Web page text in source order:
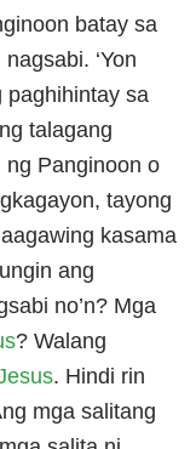
batay sa
‘Yon
paghihintay sa
talagang
ng Panginoon o
tayong
kasama
ang
no’n? Mga
? Walang
. Hindi rin
mga salitang